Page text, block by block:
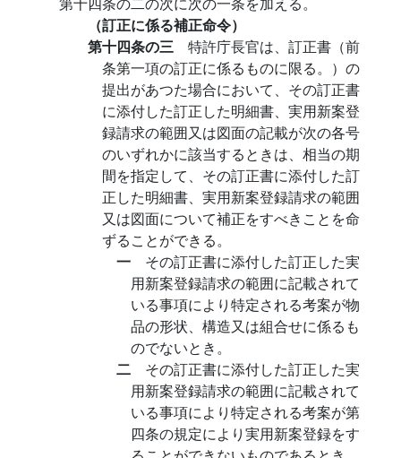
（訂正に係る補正命令）
第十四条の三 特許庁長官は、訂正書（前
条第一項の訂正に係るものに限る。）の
提出があつた場合において、その訂正書
に添付した訂正した明細書、実用新案登
録請求の範囲又は図面の記載が次の各号
のいずれかに該当するときは、相当の期
間を指定して、その訂正書に添付した訂
正した明細書、実用新案登録請求の範囲
又は図面について補正をすべきことを命
ずることができる。
一 その訂正書に添付した訂正した実
用新案登録請求の範囲に記載されて
いる事項により特定される考案が物
品の形状、構造又は組合せに係るも
のでないとき。
二 その訂正書に添付した訂正した実
用新案登録請求の範囲に記載されて
いる事項により特定される考案が第
四条の規定により実用新案登録をす